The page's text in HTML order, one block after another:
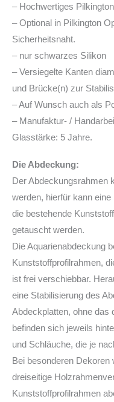
– Hochwertiges
– Optional in Pilkington
Sicherheitsnaht.
– nur schwarzes Silikon
– Versiegelte Kanten
und Brücke(n) zur
– Auf Wunsch auch als
– Manufaktur- /
Glasstärke: 5 Jahre.
Die Abdeckung:
Der Abdeckungsrahmen
werden, hierfür kann
die bestehende
getauscht werden.
Die Aquarienabdeckung
Kunststoffprofilrahmen,
ist frei verschiebbar.
eine Stabilisierung des
Abdeckplatten, ohne das
befinden sich jeweils
und Schläuche, die je
Bei besonderen Dekoren
dreiseitige
Kunststoffprofilrahmen